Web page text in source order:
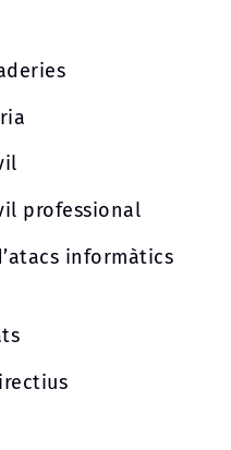
professional
informàtics